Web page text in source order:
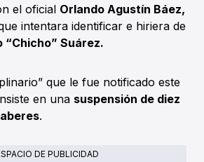
el oficial Orlando Agustín Báez,
intentara identificar e hiriera de
“Chicho” Suárez.
que le fue notificado este
en una suspensión de diez
.
DE PUBLICIDAD